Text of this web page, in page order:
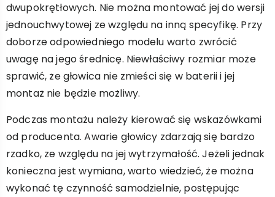
dwupokrętłowych. Nie można montować jej do wersji
jednouchwytowej ze względu na inną specyfikę. Przy
doborze odpowiedniego modelu warto zwrócić
uwagę na jego średnicę. Niewłaściwy rozmiar może
sprawić, że głowica nie zmieści się w baterii i jej
montaż nie będzie możliwy.
Podczas montażu należy kierować się wskazówkami
od producenta. Awarie głowicy zdarzają się bardzo
rzadko, ze względu na jej wytrzymałość. Jeżeli jednak
konieczna jest wymiana, warto wiedzieć, że można
wykonać tę czynność samodzielnie, postępując